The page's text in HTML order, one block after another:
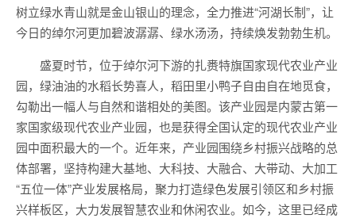
树立绿水青山就是金山银山的理念，全力推进“河湖长制”，让
今日的绰尔河更加碧波潺潺、绿水汤汤，持续焕发勃勃生机。
盛夏时节，位于绰尔河下游的扎赉特旗国家现代农业产业
园，绿油油的水稻长势喜人，稻田里小鸭子自由自在地觅食，
勾勒出一幅人与自然和谐相处的美图。该产业园是内蒙古第一
家国家级现代农业产业园，也是获得全国认定的现代农业产业
园中面积最大的一个。近年来，产业园围绕乡村振兴战略的总
体部署，坚持构建大基地、大科技、大融合、大带动、大加工
“五位一体”产业发展格局，聚力打造绿色发展引领区和乡村振
兴样板区，大力发展智慧农业和休闲农业。如今，这里已经成